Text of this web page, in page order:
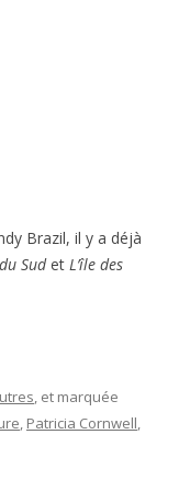
Brazil, il y a déjà
Sudet L’île des
, et marquée
, Patricia Cornwell,